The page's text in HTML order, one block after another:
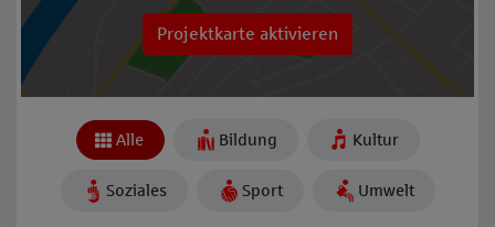
Projektkarte aktivieren
Alle Bildung Kultur
Soziales Sport Umwelt